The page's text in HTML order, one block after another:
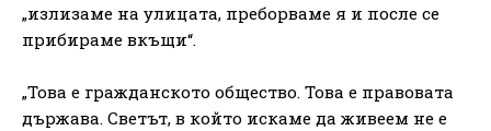
„излизаме на улицата, преборваме я и после се
прибираме вкъщи“.
„Това е гражданското общество. Това е правовата
държава. Светът, в който искаме да живеем не е